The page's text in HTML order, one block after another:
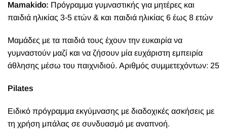
Mamakido: Πρόγραμμα γυμναστικής για μητέρες και
παιδιά ηλικίας 3-5 ετών & και παιδιά ηλικίας 6 έως 8 ετών
Μαμάδες με τα παιδιά τους έχουν την ευκαιρία να
γυμναστούν μαζί και να ζήσουν μία ευχάριστη εμπειρία
άθλησης μέσω του παιχνιδιού. Αριθμός συμμετεχόντων: 25
Pilates
Ειδικό πρόγραμμα εκγύμνασης με διαδοχικές ασκήσεις με
τη χρήση μπάλας σε συνδυασμό με αναπνοή.